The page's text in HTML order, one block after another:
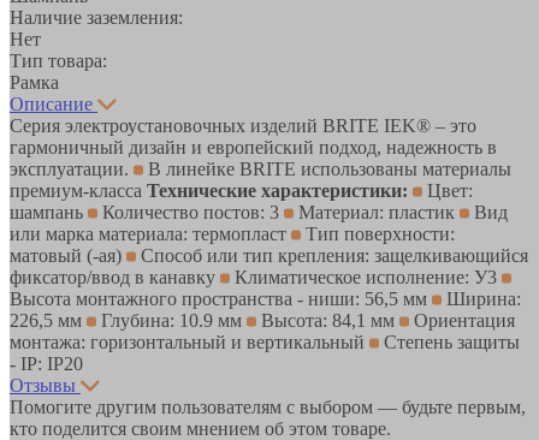
Наличие заземления:
Нет
Тип товара:
Рамка
Описание
Серия электроустановочных изделий BRITE IEK® – это
гармоничный дизайн и европейский подход, надежность в
эксплуатации.
В линейке BRITE использованы материалы
премиум-класса Технические характеристики:
Цвет:
шампань
Количество постов: 3 Материал: пластик
Вид
или марка материала: термопласт
Тип поверхности:
матовый (-ая)
Способ или тип крепления: защелкивающийся
фиксатор/ввод в канавку
Климатическое исполнение: У3
Высота монтажного пространства - ниши: 56,5 мм
Ширина:
226,5 мм
Глубина: 10.9 мм Высота: 84,1 мм
Ориентация
монтажа: горизонтальный и вертикальный
Степень защиты
- IP: IP20
Отзывы
Помогите другим пользователям с выбором — будьте первым,
кто поделится своим мнением об этом товаре.